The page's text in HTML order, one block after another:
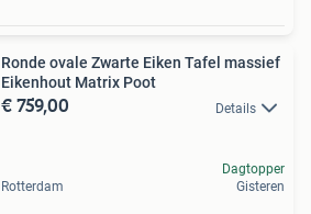
Ronde ovale Zwarte Eiken Tafel massief
Eikenhout Matrix Poot
€ 759,00 Details
Rotterdam
Dagtopper
Gisteren